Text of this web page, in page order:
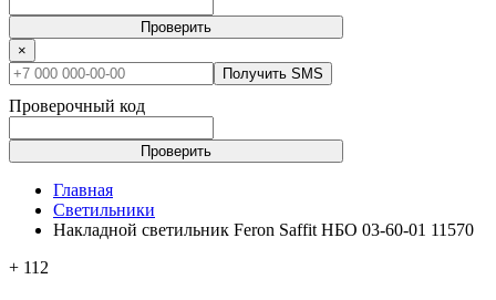
Проверить
×
Получить SMS
Проверочный код
Проверить
Главная
Светильники
Накладной светильник Feron Saffit НБО 03-60-01 11570
+ 112